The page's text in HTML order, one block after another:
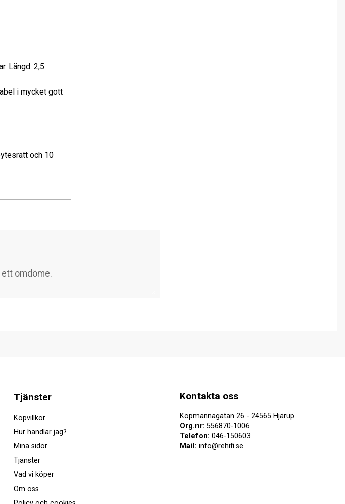
Längd: 2,5
i mycket gott
och 10
Kontakta oss
Köpmannagatan 26 - 24565 Hjärup
Org.nr: 556870-1006
Telefon: 046-150603
Mail: info@rehifi.se
Tjänster
Köpvillkor
Hur handlar jag?
Mina sidor
Tjänster
Vad vi köper
Om oss